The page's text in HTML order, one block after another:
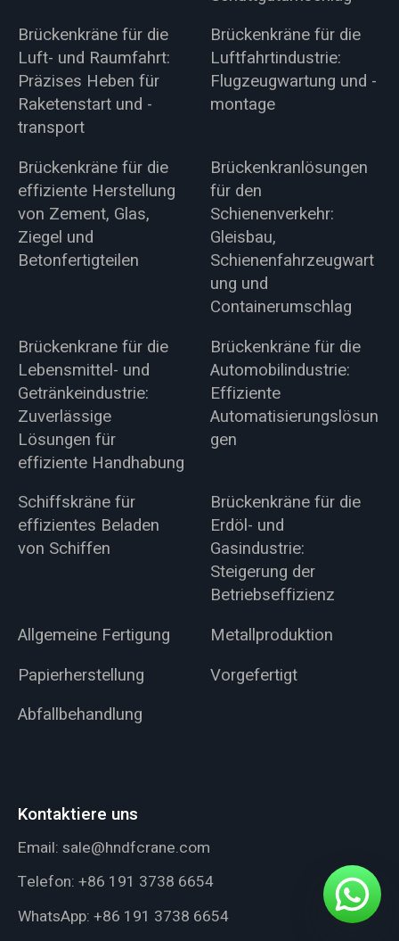
Brückenkräne für die
Luft- und Raumfahrt:
Präzises Heben für
Raketenstart und -
transport
Brückenkräne für die
Luftfahrtindustrie:
Flugzeugwartung und -
montage
Brückenkräne für die
effiziente Herstellung
von Zement, Glas,
Ziegel und
Betonfertigteilen
Brückenkranlösungen
für den
Schienenverkehr:
Gleisbau,
Schienenfahrzeugwart
ung und
Containerumschlag
Brückenkrane für die
Lebensmittel- und
Getränkeindustrie:
Zuverlässige
Lösungen für
effiziente Handhabung
Brückenkräne für die
Automobilindustrie:
Effiziente
Automatisierungslösun
gen
Schiffskräne für
effizientes Beladen
von Schiffen
Brückenkräne für die
Erdöl- und
Gasindustrie:
Steigerung der
Betriebseffizienz
Allgemeine Fertigung
Metallproduktion
Papierherstellung
Vorgefertigt
Abfallbehandlung
Kontaktiere uns
Email: sale@hndfcrane.com
Telefon: +86 191 3738 6654
WhatsApp: +86 191 3738 6654